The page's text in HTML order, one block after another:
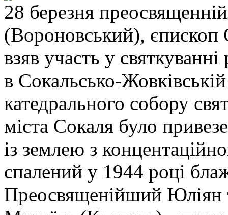
28 березня
(Вороновський), єпископ
взяв участь у
в Сокальсько-
катедрального собору
міста Сокаля було
із землею з
спалений у 1944 році
Преосвященійший Юліян